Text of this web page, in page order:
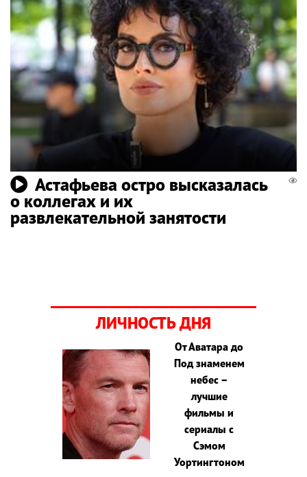
Астафьева остро высказалась
о коллегах и их
развлекательной занятости
ЛИЧНОСТЬ ДНЯ
От Аватара до
Под знаменем
небес –
лучшие
фильмы и
сериалы с
Сэмом
Уортингтоном